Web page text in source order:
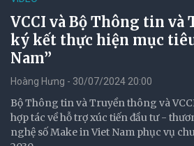
VCCI và Bộ Thông tin và
ký kết thực hiện mục
Nam”
Hoàng Hưng - 30/07/2024 20:00
Bộ Thông tin và Truyền thông và
hợp tác về hỗ trợ xúc tiến đầu tư -
nghệ số Make in Viet Nam phục vụ